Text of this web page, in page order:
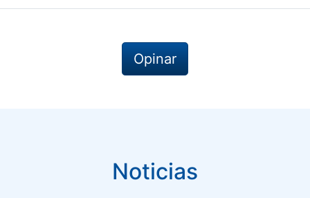
Opinar
Noticias